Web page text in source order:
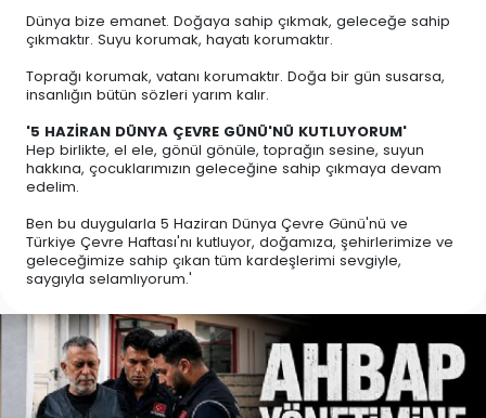
Dünya bize emanet. Doğaya sahip çıkmak, geleceğe sahip
çıkmaktır. Suyu korumak, hayatı korumaktır.
Toprağı korumak, vatanı korumaktır. Doğa bir gün susarsa,
insanlığın bütün sözleri yarım kalır.
'5 HAZİRAN DÜNYA ÇEVRE GÜNÜ'NÜ KUTLUYORUM'
Hep birlikte, el ele, gönül gönüle, toprağın sesine, suyun
hakkına, çocuklarımızın geleceğine sahip çıkmaya devam
edelim.
Ben bu duygularla 5 Haziran Dünya Çevre Günü'nü ve
Türkiye Çevre Haftası'nı kutluyor, doğamıza, şehirlerimize ve
geleceğimize sahip çıkan tüm kardeşlerimi sevgiyle,
saygıyla selamlıyorum.'